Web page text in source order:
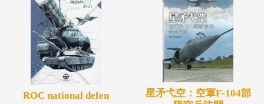
ROC national defen
星矛弋空：空軍F-104部